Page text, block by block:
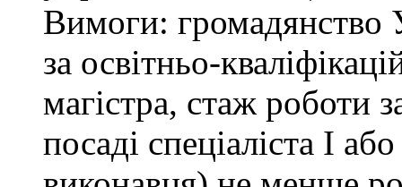
Вимоги: громадянство
за освітньо-
магістра, стаж роботи
посаді спеціаліста І